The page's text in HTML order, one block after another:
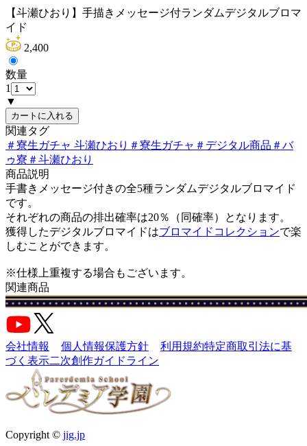
【斗瀬ひおり】手描きメッセージ付ランダムデジタルブロマ
イド
2,400
数量
1
▼
カートに入れる
関連タグ
＃寮生ガチャ 斗瀬ひおり ＃寮生ガチャ ＃ デジタル商品 ＃バ
ゥ寮 ＃斗瀬ひおり
商品説明
手書きメッセージ付きの全5種ランダムデジタルブロマイド
です。
それぞれの商品の排出確率は20％（同確率）となります。
獲得したデジタルブロマイドはブロマイドコレクションで楽
しむことができます。
※仕様上重複する場合もございます。
関連商品
会社情報 個人情報保護方針 利用規約特定商取引法に基
づく表示二次創作ガイドライン
Copyright © jig.jp